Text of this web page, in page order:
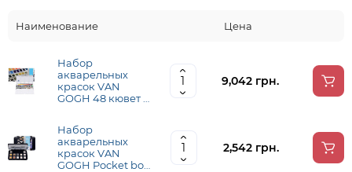
Наименование Цена
Набор
акварельных
красок VAN
GOGH 48 кювет +
9,042 грн.
Набор
акварельных
красок VAN
GOGH Pocket box
2,542 грн.